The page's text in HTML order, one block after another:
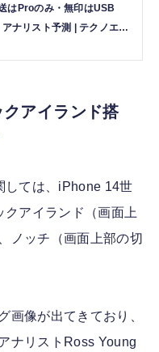
はProのみ・無印はUSB
ナリスト予測 | テクノエッ
アイランド搭
しては、iPhone 14世
アイランド（画面上
ノッチ（画面上部の切
画像が出てきており、
ナリストRoss Young